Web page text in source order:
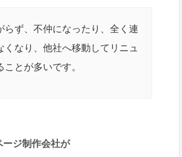
らず、不仲になったり、全く連
くなり、他社へ移動してリニュ
ことが多いです。
ージ制作会社が